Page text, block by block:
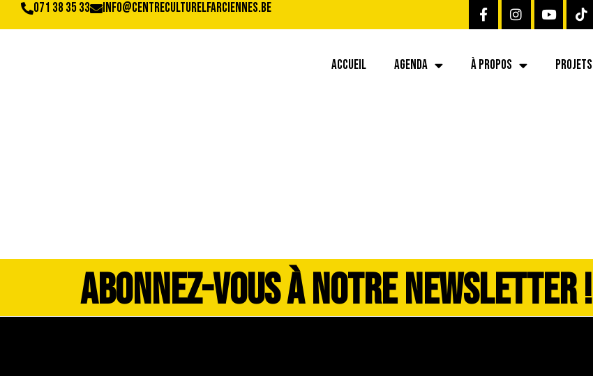
071 38 35 33 info@centreculturelfarciennes.be
ACCUEIL AGENDA À PROPOS PROJETS
ABONNEZ-VOUS À NOTRE NEWSLETTER !